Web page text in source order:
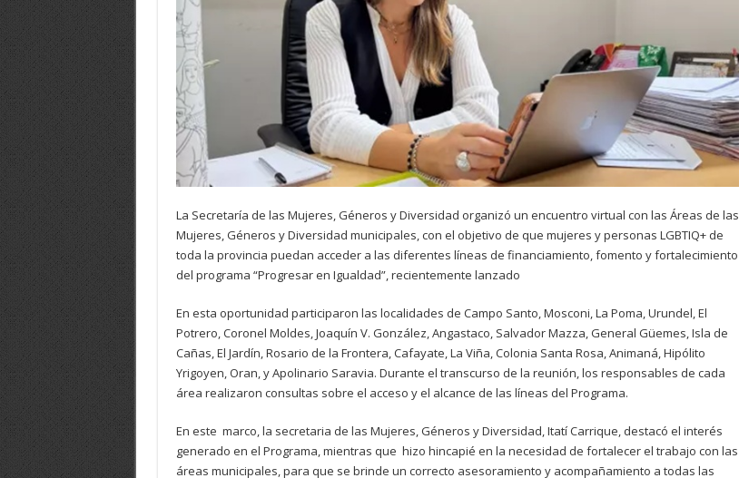
La Secretaría de las Mujeres, Géneros y Diversidad organizó un encuentro virtual con las Áreas de las
Mujeres, Géneros y Diversidad municipales, con el objetivo de que mujeres y personas LGBTIQ+ de
toda la provincia puedan acceder a las diferentes líneas de financiamiento, fomento y fortalecimiento
del programa “Progresar en Igualdad”, recientemente lanzado
En esta oportunidad participaron las localidades de Campo Santo, Mosconi, La Poma, Urundel, El
Potrero, Coronel Moldes, Joaquín V. González, Angastaco, Salvador Mazza, General Güemes, Isla de
Cañas, El Jardín, Rosario de la Frontera, Cafayate, La Viña, Colonia Santa Rosa, Animaná, Hipólito
Yrigoyen, Oran, y Apolinario Saravia. Durante el transcurso de la reunión, los responsables de cada
área realizaron consultas sobre el acceso y el alcance de las líneas del Programa.
En este marco, la secretaria de las Mujeres, Géneros y Diversidad, Itatí Carrique, destacó el interés
generado en el Programa, mientras que hizo hincapié en la necesidad de fortalecer el trabajo con las
áreas municipales, para que se brinde un correcto asesoramiento y acompañamiento a todas las